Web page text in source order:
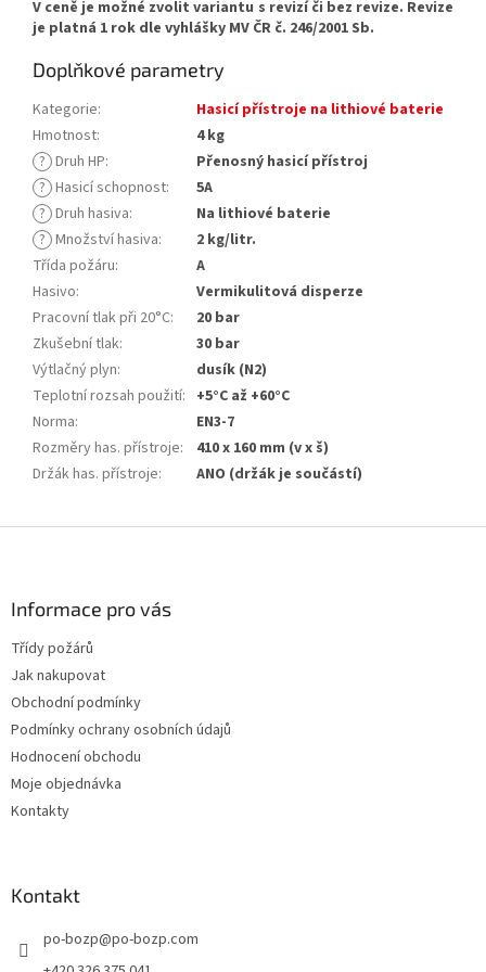
V ceně je možné zvolit variantu s revizí či bez revize. Revize
je platná 1 rok dle vyhlášky MV ČR č. 246/2001 Sb.
Doplňkové parametry
Kategorie:
Hasicí přístroje na lithiové baterie
Hmotnost:
4 kg
? Druh HP:
Přenosný hasicí přístroj
? Hasicí schopnost:
5A
? Druh hasiva:
Na lithiové baterie
? Množství hasiva:
2 kg/litr.
Třída požáru:
A
Hasivo:
Vermikulitová disperze
Pracovní tlak při 20°C:
20 bar
Zkušební tlak:
30 bar
Výtlačný plyn:
dusík (N2)
Teplotní rozsah použití: +5°C až +60°C
Norma:
EN3-7
Rozměry has. přístroje:
410 x 160 mm (v x š)
Držák has. přístroje: ANO (držák je součástí)
Informace pro vás
Třídy požárů
Jak nakupovat
Obchodní podmínky
Podmínky ochrany osobních údajů
Hodnocení obchodu
Moje objednávka
Kontakty
Kontakt
po-bozp@po-bozp.com